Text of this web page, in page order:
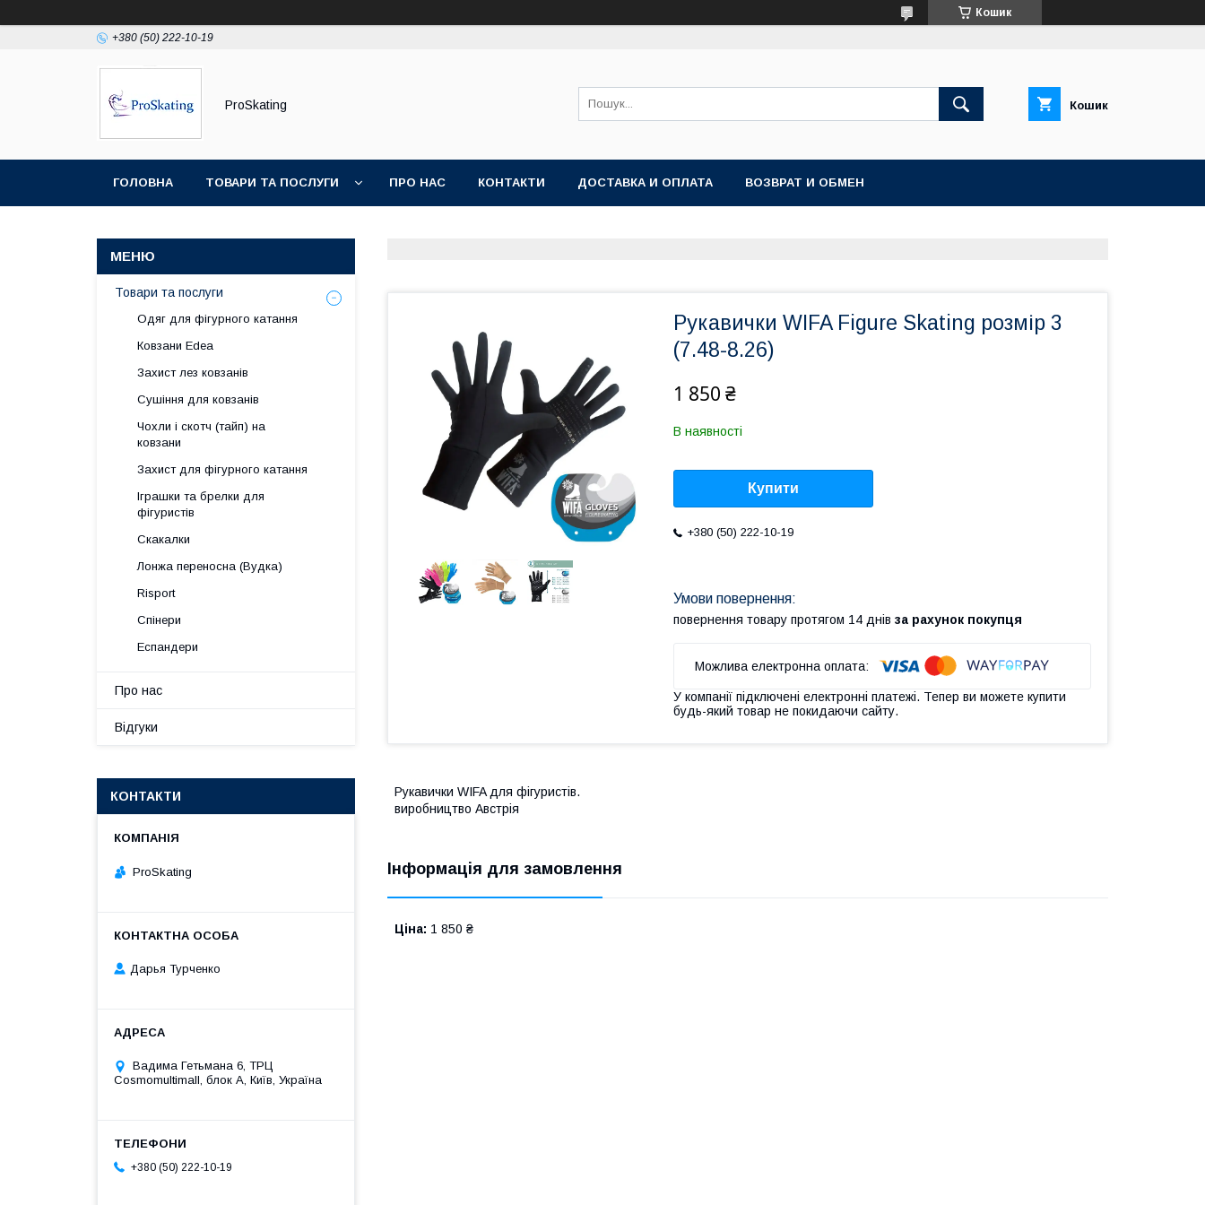
Кошик
+380 (50) 222-10-19
ProSkating Кошик
ГОЛОВНА ТОВАРИ ТА ПОСЛУГИ ПРО НАС КОНТАКТИ ДОСТАВКА И ОПЛАТА ВОЗВРАТ И ОБМЕН
Рукавички WIFA Figure Skating розмір 3
(7.48-8.26)
1 850 ₴
В наявності
Купити
+380 (50) 222-10-19
повернення товару протягом 14 днів за рахунок покупця
У компанії підключені електронні платежі. Тепер ви можете купити
будь-який товар не покидаючи сайту.
Рукавички WIFA для фігуристів.
виробництво Австрія
Інформація для замовлення
Ціна: 1 850 ₴
Товари та послуги
Одяг для фігурного катання
Ковзани Edea
Захист лез ковзанів
Сушіння для ковзанів
Чохли і скотч (тайп) на
ковзани
Захист для фігурного катання
Іграшки та брелки для
фігуристів
Скакалки
Лонжа переносна (Вудка)
Risport
Спінери
Еспандери
Про нас
Відгуки
КОНТАКТИ
ProSkating
Дарья Турченко
Вадима Гетьмана 6, ТРЦ
Cosmomultimall, блок А, Київ, Україна
+380 (50) 222-10-19